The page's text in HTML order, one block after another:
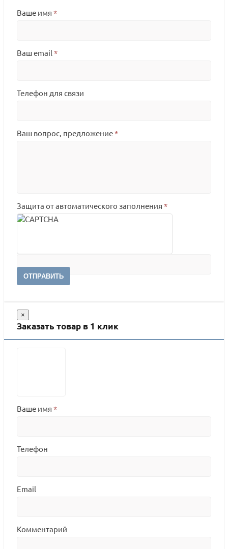
Ваше имя *
Ваш email *
Телефон для связи
Ваш вопрос, предложение*
Защита от автоматического заполнения *
ОТПРАВИТЬ
×
Заказать товар в 1 клик
Ваше имя *
Телефон
Email
Комментарий